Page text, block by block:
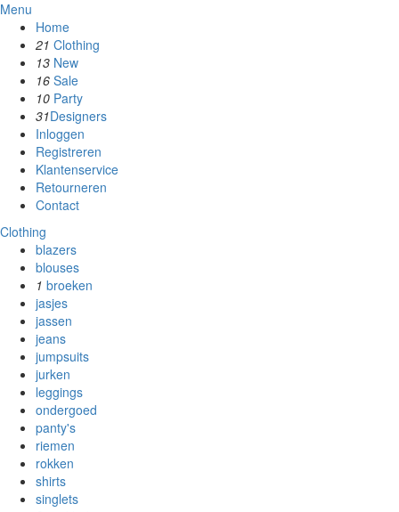
Menu
Home
21 Clothing
13 New
16 Sale
10 Party
31Designers
Inloggen
Registreren
Klantenservice
Retourneren
Contact
Clothing
blazers
blouses
1 broeken
jasjes
jassen
jeans
jumpsuits
jurken
leggings
ondergoed
panty's
riemen
rokken
shirts
singlets